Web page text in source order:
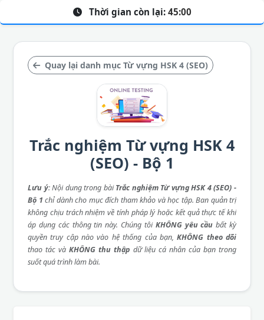
Quay lại danh mục Từ vựng HSK 4 (SEO)
Trắc nghiệm Từ vựng HSK 4
(SEO) - Bộ 1
Lưu ý: Nội dung trong bàiTrắc nghiệm Từ vựng HSK 4 (SEO) -
Bộ 1 chỉ dành cho mục đích tham khảo và học tập. Ban quản trị
không chịu trách nhiệm về tính pháp lý hoặc kết quả thực tế khi
áp dụng các thông tin này. Chúng tôi KHÔNG yêu cầu bất kỳ
quyền truy cập nào vào hệ thống của bạn,KHÔNG theo dõi
thao tác và KHÔNG thu thập dữ liệu cá nhân của bạn trong
suốt quá trình làm bài.
Thời gian còn lại: 45:00